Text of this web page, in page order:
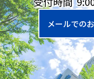
メールでの